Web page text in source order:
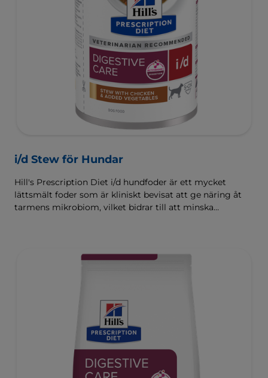
i/d Stew för Hundar
Hill's Prescription Diet i/d hundfoder är ett mycket
lättsmält foder som är kliniskt bevisat att ge näring åt
tarmens mikrobiom, vilket bidrar till att minska
mikrobiomet för att främja matsmältning och